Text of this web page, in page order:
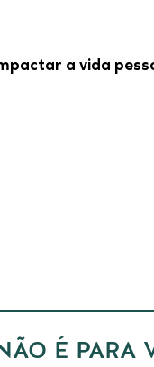
a vida
É PARA